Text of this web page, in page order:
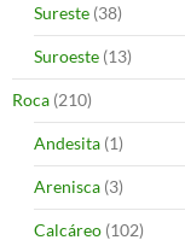
Sureste (38)
Suroeste (13)
Roca (210)
Andesita (1)
Arenisca (3)
Calcáreo (102)